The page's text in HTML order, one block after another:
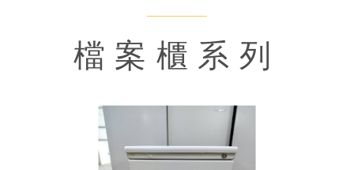
檔案櫃系列